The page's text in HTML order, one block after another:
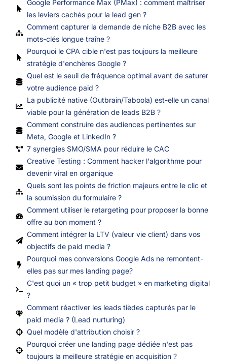
Google Performance Max (PMax) : comment maîtriser
les leviers cachés pour la lead gen ?
Comment capturer la demande de niche B2B avec les
mots-clés longue traîne ?
Pourquoi le CPA cible n'est pas toujours la meilleure
stratégie d'enchères Google ?
Quel est le seuil de fréquence optimal avant de saturer
votre audience paid ?
La publicité native (Outbrain/Taboola) est-elle un canal
viable pour la génération de leads B2B ?
Comment construire des audiences pertinentes sur
Meta, Google et LinkedIn ?
7 synergies SMO/SMA pour réduire le CAC
Creative Testing : Comment hacker l'algorithme pour
devenir viral en organique
Quels sont les points de friction majeurs entre le clic et
la soumission du formulaire ?
Comment utiliser le retargeting pour proposer la bonne
offre au bon moment ?
Comment intégrer la LTV (valeur vie client) dans vos
objectifs de paid media ?
Pourquoi mes conversions Google Ads ne remontent-
elles pas sur mes landing page?
C'est quoi un « trop petit budget » en marketing digital
?
Comment réactiver les leads tièdes capturés par le
paid media ? (Lead nurturing)
Quel modèle d'attribution choisir ?
Pourquoi créer une landing page dédiée n'est pas
toujours la meilleure stratégie en acquisition ?